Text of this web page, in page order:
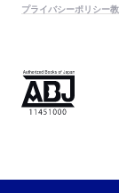
プライバシーポリシー